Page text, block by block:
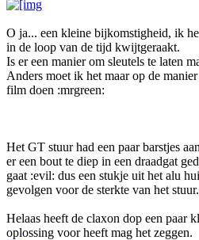
O ja... een kleine bijkomstigheid, ik
in de loop van de tijd kwijtgeraakt.
Is er een manier om sleutels te laten
Anders moet ik het maar op de
film doen :mrgreen:
Het GT stuur had een paar barstjes
er een bout te diep in een draadgat
gaat :evil: dus een stukje uit het alu
gevolgen voor de sterkte van het stuur.
Helaas heeft de claxon dop een paar
oplossing voor heeft mag het zeggen.